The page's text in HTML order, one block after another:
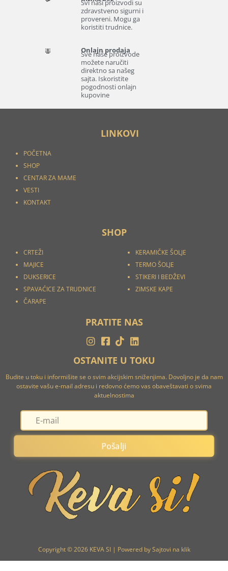
Svi naši proizvodi su
zdravstveno sigurni i
provereni. Mogu ga
koristiti trudnice.
Onlajn prodaja
Sve naše proizvode
možete naručiti
direktno sa našeg
sajta. Iskoristite
pogodnosti onlajn
kupovine
LINKOVI
POČETNA
SHOP
CENTAR ZA MAME
VESTI
KONTAKT
SHOP
CRTEŽI
MAJICE
DUKSERICE
SPAVAĆICE ZA TRUDNICE
ČARAPE
KERAMIČKE ŠOLJE
TERMO ŠOLJE
STIKERI I BEDŽEVI
ZIMSKE KAPE
PRATITE NAS
OSTANITE U TOKU
Budite u toku i informišite se o svim akcijskim sniženjima. Dovoljno je da nam
ostavite vašu e-mail adresu i redovno ćemo vas obaveštavati o svima
aktuelnostima
Pošalji
Copyright © 2026 KEVA SI | Powered by Sajtovi na klik